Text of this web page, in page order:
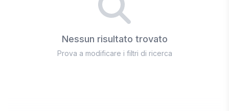
Nessun risultato trovato
Prova a modificare i filtri di ricerca